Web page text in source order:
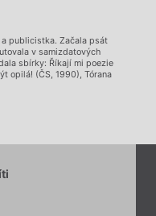
publicistka. Začala psát
v samizdatových
sbírky: Říkají mi poezie
opilá! (ČS, 1990), Tórana